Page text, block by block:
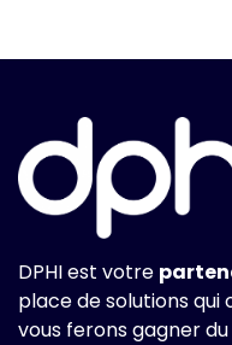
DPHI est votre
place de solutions
vous ferons gagner